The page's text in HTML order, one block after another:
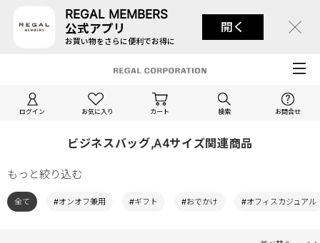
REGAL MEMBERS
公式アプリ
お買い物をさらに便利でお得に
開く
ログイン お気に入り カート 検索 お問合せ
ビジネスバッグ,A4サイズ関連商品
もっと絞り込む
全て #オンオフ兼用 #ギフト #おでかけ #オフィスカジュアル